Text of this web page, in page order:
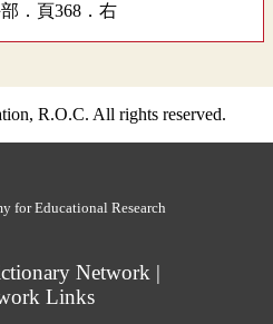
．頁368．右
R.O.C. All rights reserved.
Network |
Links